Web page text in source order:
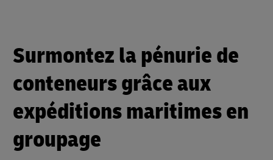
Surmontez la pénurie de
conteneurs grâce aux
expéditions maritimes en
groupage